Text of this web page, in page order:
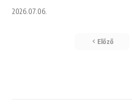
2026.07.06.
Előző